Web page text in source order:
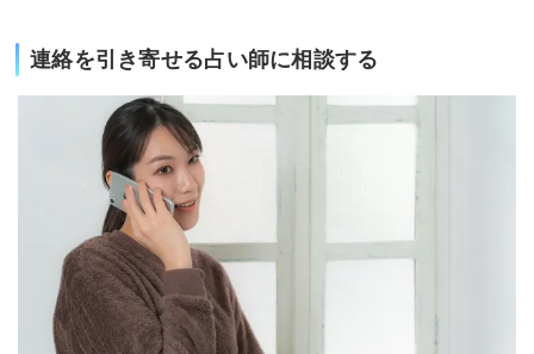
連絡を引き寄せる占い師に相談する